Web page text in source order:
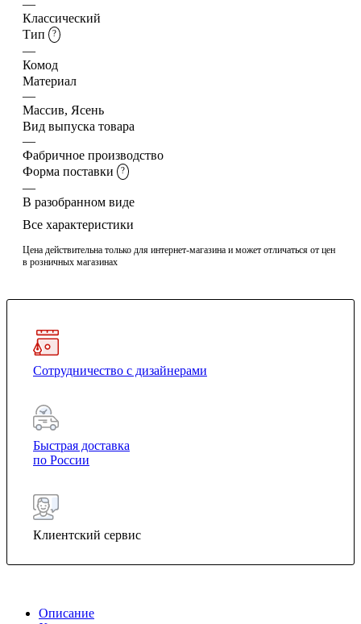
—
Классический
Тип
?
—
Комод
Материал
—
Массив, Ясень
Вид выпуска товара
—
Фабричное производство
Форма поставки
?
—
В разобранном виде
Все характеристики
Цена действительна только для интернет-магазина и может отличаться от цен
в розничных магазинах
Сотрудничество с дизайнерами
Быстрая доставка
по России
Клиентский сервис
Описание